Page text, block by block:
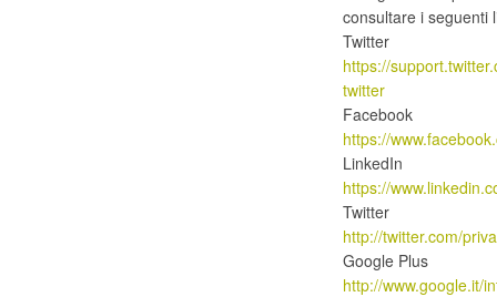
consultare i seguenti
Twitter
https://
twitter
Facebook
https://
LinkedIn
https://
Twitter
http://twitter.com/
Google Plus
http://www.google.it/